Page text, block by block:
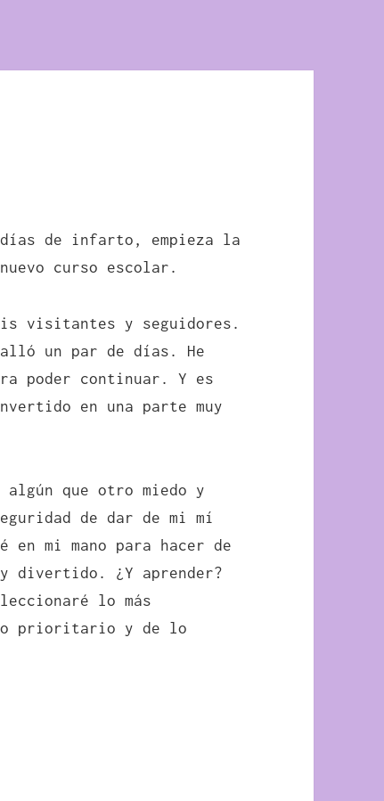
días de infarto, empieza la
curso escolar.
visitantes y seguidores.
un par de días. He
poder continuar. Y es
en una parte muy
que otro miedo y
de dar de mi mí
mi mano para hacer de
divertido. ¿Y aprender?
lo más
lo prioritario y de lo